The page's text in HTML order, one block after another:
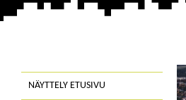
NÄYTTELY ETUSIVU